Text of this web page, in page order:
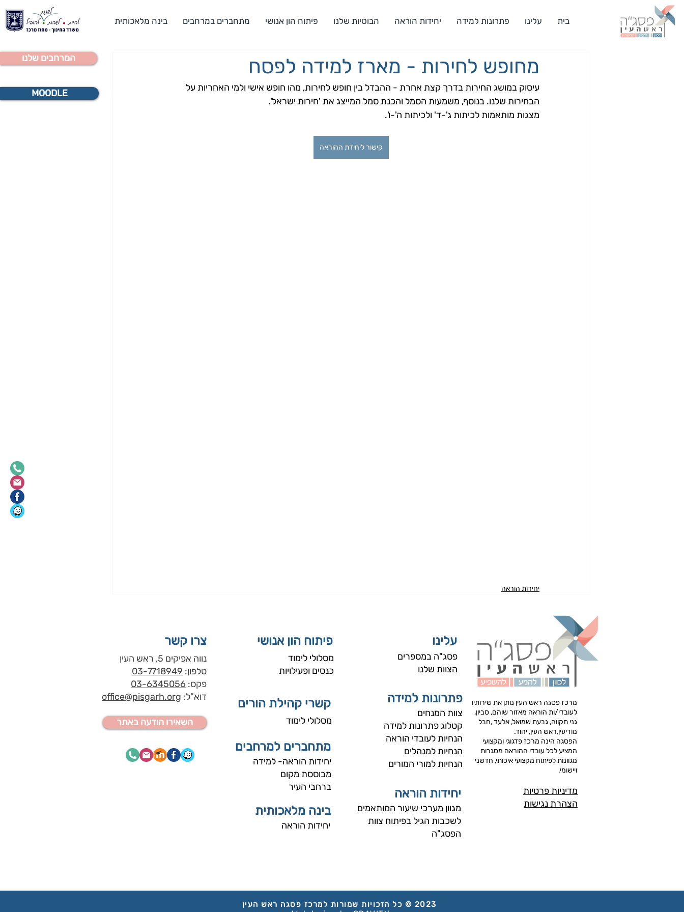
MOODLE
המרחבים שלנו
בית עלינו פתרונות למידה יחידות הוראה הבוטיות שלנו פיתוח הון אנושי מתחברים במרחבים בינה מלאכותית
מחופש לחירות - מארז למידה לפסח
עיסוק במושג החירות בדרך קצת אחרת - ההבדל בין חופש לחירות, מהו חופש אישי ולמי האחריות על
הבחירות שלנו. בנוסף, משמעות הסמל והכנת סמל המייצג את 'חירות ישראל'.
מצגות מותאמות לכיתות ג'-ד' ולכיתות ה'-ו'.
קישור ליחידת ההוראה
יחידות הוראה
צרו קשר
נווה אפיקים 5, ראש העין
טלפון: 03-7718949
פקס: 03-6345056
דוא"ל: office@pisgarh.org
השאירו הודעה באתר
פיתוח הון אנושי
מסלולי לימוד
כנסים ופעילויות
קשרי קהילת הורים
מסלולי לימוד
מתחברים למרחבים
יחידות הוראה- למידה
מבוססת מקום
ברחבי העיר
בינה מלאכותית
יחידות הוראה
עלינו
פסג"ה במספרים
הצוות שלנו
פתרונות למידה
צוות המנחים​
קטלוג פתרונות למידה
הנחיות לעובדי הוראה
הנחיות למנהלים
הנחיות למורי המורים
יחידות הוראה
מגוון מערכי שיעור המותאמים
לשכבות הגיל בפיתוח צוות
הפסג"ה
מרכז פסגה ראש העין נותן את שירותיו
לעובדי/ות הוראה מאזור שוהם, סביון,
גני תקווה, גבעת שמואל, אלעד ,חבל
מודיעין,ראש העין, יהוד.
הפסגה הינה מרכז פדגוגי ומקצועי
המציע לכל עובדי ההוראה מסגרות
מגוונות לפיתוח מקצועי איכותי, חדשני
ויישומי.
מדיניות פרטיות
הצהרת נגישות
© כל הזכויות שמורות למרכז פסגה ראש העין